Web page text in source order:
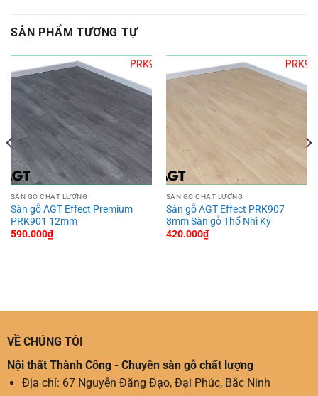
SẢN PHẨM TƯƠNG TỰ
SÀN GỖ CHẤT LƯỢNG
Sàn gỗ AGT Effect Premium
PRK901 12mm
590.000₫
SÀN GỖ CHẤT LƯỢNG
Sàn gỗ AGT Effect PRK907
8mm Sàn gỗ Thổ Nhĩ Kỳ
420.000₫
VỀ CHÚNG TÔI
Nội thất Thành Công - Chuyên sàn gỗ chất lượng
Địa chỉ: 67 Nguyễn Đăng Đạo, Đại Phúc, Bắc Ninh